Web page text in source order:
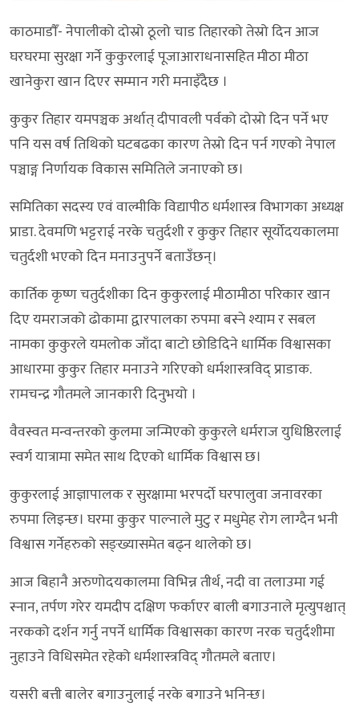
काठमाडाैँ- नेपालीको दोस्रो ठूलो चाड तिहारको तेस्रो दिन आज
घरघरमा सुरक्षा गर्ने कुकुरलाई पूजाआराधनासहित मीठा मीठा
खानेकुरा खान दिएर सम्मान गरी मनाइँदैछ ।
कुकुर तिहार यमपञ्चक अर्थात् दीपावली पर्वको दोस्रो दिन पर्ने भए
पनि यस वर्ष तिथिको घटबढका कारण तेस्रो दिन पर्न गएको नेपाल
पञ्चाङ्ग निर्णायक विकास समितिले जनाएको छ।
समितिका सदस्य एवं वाल्मीकि विद्यापीठ धर्मशास्त्र विभागका अध्यक्ष
प्राडा. देवमणि भट्टराई नरके चतुर्दशी र कुकुर तिहार सूर्योदयकालमा
चतुर्दशी भएको दिन मनाउनुपर्ने बताउँछन्।
कार्तिक कृष्ण चतुर्दशीका दिन कुकुरलाई मीठामीठा परिकार खान
दिए यमराजको ढोकामा द्वारपालका रुपमा बस्ने श्याम र सबल
नामका कुकुरले यमलोक जाँदा बाटो छोडिदिने धार्मिक विश्वासका
आधारमा कुकुर तिहार मनाउने गरिएको धर्मशास्त्रविद् प्राडाक.
रामचन्द्र गौतमले जानकारी दिनुभयो ।
वैवस्वत मन्वन्तरको कुलमा जन्मिएको कुकुरले धर्मराज युधिष्ठिरलाई
स्वर्ग यात्रामा समेत साथ दिएको धार्मिक विश्वास छ।
कुकुरलाई आज्ञापालक र सुरक्षामा भरपर्दो घरपालुवा जनावरका
रुपमा लिइन्छ। घरमा कुकुर पाल्नाले मुटु र मधुमेह रोग लाग्दैन भनी
विश्वास गर्नेहरुको सङ्ख्यासमेत बढ्न थालेको छ।
आज बिहानै अरुणोदयकालमा विभिन्न तीर्थ, नदी वा तलाउमा गई
स्नान, तर्पण गरेर यमदीप दक्षिण फर्काएर बाली बगाउनाले मृत्युपश्चात्
नरकको दर्शन गर्नु नपर्ने धार्मिक विश्वासका कारण नरक चतुर्दशीमा
नुहाउने विधिसमेत रहेको धर्मशास्त्रविद् गौतमले बताए।
यसरी बत्ती बालेर बगाउनुलाई नरके बगाउने भनिन्छ।